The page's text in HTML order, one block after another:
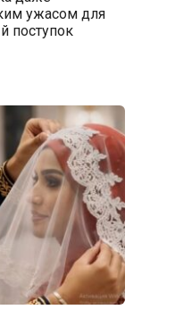
ужасом для
поступок